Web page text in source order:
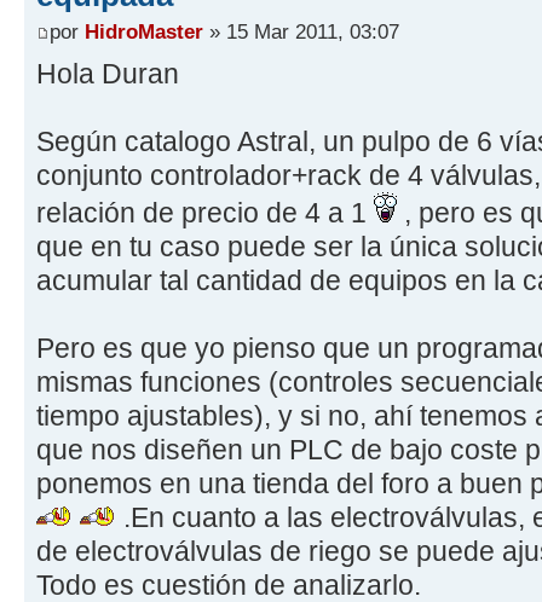
por HidroMaster » 15 Mar 2011, 03:07
Hola Duran
Según catalogo Astral, un pulpo de 6
conjunto controlador+rack de 4
relación de precio de 4 a 1
, pero es
que en tu caso puede ser la única
acumular tal cantidad de equipos en la
Pero es que yo pienso que un
mismas funciones (controles
tiempo ajustables), y si no, ahí tenemos
que nos diseñen un PLC de bajo coste
ponemos en una tienda del foro a buen
.En cuanto a las electroválvulas,
de electroválvulas de riego se puede
Todo es cuestión de analizarlo.